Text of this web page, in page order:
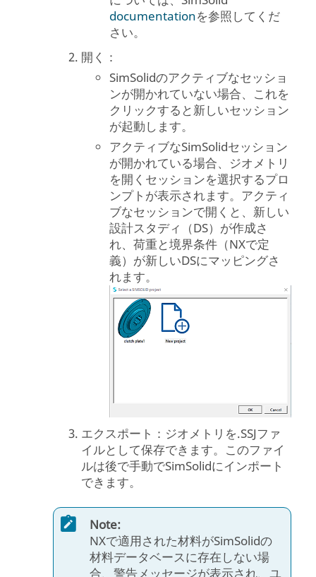
documentationを参照してくだ
さい。
開く：
SimSolidのアクティブなセッショ
ンが開かれていない場合、これを
クリックすると新しいセッション
が起動します。
アクティブなSimSolidセッション
が開かれている場合、ジオメトリ
を開くセッションを選択するプロ
ンプトが表示されます。アクティ
ブなセッションで開くと、新しい
設計スタディ（DS）が作成さ
れ、荷重と境界条件（NXで定
義）が新しいDSにマッピングさ
れます。
エクスポート：ジオメトリを.SSJファ
イルとして保存できます。このファイ
ルは後で手動でSimSolidにインポート
できます。
Note:
NXで適用された材料がSimSolidの
材料データベースに存在しない場